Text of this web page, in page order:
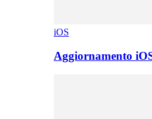
iOS
Aggiornamento